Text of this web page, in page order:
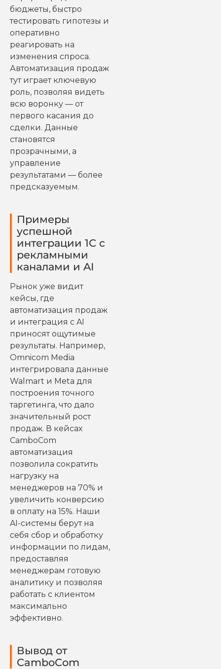
бюджеты, быстро
тестировать гипотезы и
оперативно
реагировать на
изменения спроса.
Автоматизация продаж
тут играет ключевую
роль, позволяя видеть
всю воронку — от
первого касания до
сделки. Данные
становятся
прозрачными, а
управление
результатами — более
предсказуемым.
Примеры
успешной
интеграции 1С с
рекламными
каналами и AI
Рынок уже видит
кейсы, где
автоматизация продаж
и интеграция с AI
приносят ощутимые
результаты. Например,
Omnicom Media
интегрировала данные
Walmart и Meta для
построения точного
таргетинга, что дало
значительный рост
продаж. В кейсах
CamboCom
автоматизация
позволила сократить
нагрузку на
менеджеров на 70% и
увеличить конверсию
в оплату на 15%. Наши
AI-системы берут на
себя сбор и обработку
информации по лидам,
предоставляя
менеджерам готовую
аналитику и позволяя
работать с клиентом
максимально
эффективно.
Вывод от
CamboCom